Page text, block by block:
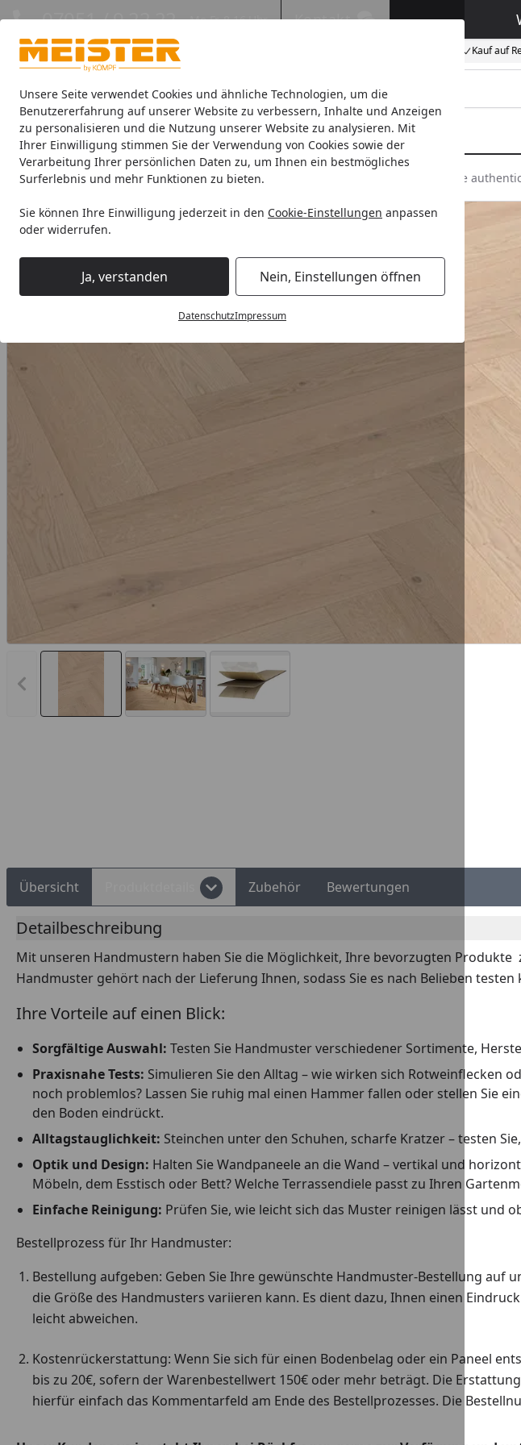
Unsere Seite verwendet Cookies und ähnliche Technologien, um die
Benutzererfahrung auf unserer Website zu verbessern, Inhalte und Anzeigen
zu personalisieren und die Nutzung unserer Website zu analysieren. Mit
Ihrer Einwilligung stimmen Sie der Verwendung von Cookies sowie der
Verarbeitung Ihrer persönlichen Daten zu, um Ihnen ein bestmögliches
Surferlebnis und mehr Funktionen zu bieten.
Sie können Ihre Einwilligung jederzeit in den Cookie-Einstellungen anpassen
oder widerrufen.
Ja, verstanden Nein, Einstellungen öffnen
DatenschutzImpressum
Eigene Montage-Teams Kauf auf
07051 / 9 22 22 Mo-Fr. 8-16 Uhr Kontakt
Böden Paneele Leisten Zubehör Sale & Aktionswaren
HANDMUSTER MEISTER Parkettboden MeisterParkett. longlife PS 500 9021 Eiche
Vorheriges Bild anzeigen
Übersicht Zubehör Bewertungen
Detailbeschreibung
Mit unseren Handmustern haben Sie die Möglichkeit, Ihre bevorzugten
Handmuster gehört nach der Lieferung Ihnen, sodass Sie es nach Belieben testen
Ihre Vorteile auf einen Blick:
Sorgfältige Auswahl: Testen Sie Handmuster verschiedener Sortimente,
Praxisnahe Tests: Simulieren Sie den Alltag – wie wirken sich Rotweinflecken
noch problemlos? Lassen Sie ruhig mal einen Hammer fallen oder stellen Sie
den Boden eindrückt.
Alltagstauglichkeit: Steinchen unter den Schuhen, scharfe Kratzer – testen
Optik und Design: Halten Sie Wandpaneele an die Wand – vertikal und
Möbeln, dem Esstisch oder Bett? Welche Terrassendiele passt zu Ihren
Einfache Reinigung: Prüfen Sie, wie leicht sich das Muster reinigen lässt und
Bestellprozess für Ihr Handmuster:
Bestellung aufgeben: Geben Sie Ihre gewünschte Handmuster-Bestellung auf
die Größe des Handmusters variieren kann. Es dient dazu, Ihnen einen
leicht abweichen.
Kostenrückerstattung: Wenn Sie sich für einen Bodenbelag oder ein Paneel
bis zu 20€, sofern der Warenbestellwert 150€ oder mehr beträgt. Die
hierfür einfach das Kommentarfeld am Ende des Bestellprozesses. Die